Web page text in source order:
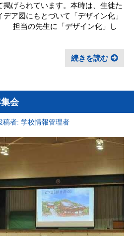
げられています。本時は、生徒た
ア図にもとづいて「デザイン化」
担当の先生に「デザイン化」し
続きを読む
会
稿者: 学校情報管理者